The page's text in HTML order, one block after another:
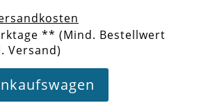
** (Mind. Bestellwert
Versand)